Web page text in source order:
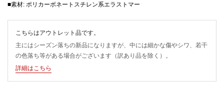
■素材: ポリカーボネートスチレン系エラストマー
こちらはアウトレット品です。
主にはシーズン落ちの新品になりますが、中には細かな傷やシワ、若干
の色落ち等がある場合がございます（訳あり品を除く）。
詳細はこちら